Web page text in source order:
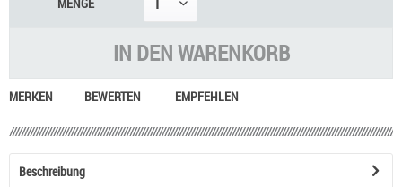
IN DENWARENKORB
MERKEN BEWERTEN EMPFEHLEN
Beschreibung